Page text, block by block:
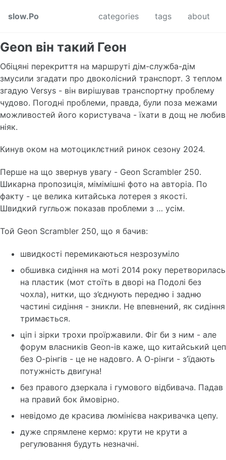
slow.Po
categories tags about
Geon він такий Геон
Обіцяні перекриття на маршруті дім-служба-дім
змусили згадати про двоколісний транспорт. З теплом
згадую Versys - він вирішував транспортну проблему
чудово. Погодні проблеми, правда, були поза межами
можливостей його користувача - їхати в дощ не любив
ніяк.
Кинув оком на мотоциклєтний ринок сезону 2024.
Перше на що звернув увагу - Geon Scrambler 250.
Шикарна пропозиція, мімімішні фото на авторіа. По
факту - це велика китайська лотерея з якості.
Швидкий гугльож показав проблеми з … усім.
Той Geon Scrambler 250, що я бачив:
швидкості перемикаються незрозуміло
обшивка сидіння на моті 2014 року перетворилась
на пластик (мот стоїть в дворі на Подолі без
чохла), нитки, що з’єднують передню і задню
частині сидіння - зникли. Не впевнений, як сидіння
тримається.
ціп і зірки трохи проїржавили. Фіг би з ним - але
форум власників Geon-ів каже, що китайський цеп
без О-рінгів - це не надовго. А О-рінги - з’їдають
потужність двигуна!
без правого дзеркала і гумового відбивача. Падав
на правий бок ймовірно.
невідомо де красива люмінієва накривачка цепу.
дуже спрямлене кермо: крути не крути а
регулювання будуть незначні.